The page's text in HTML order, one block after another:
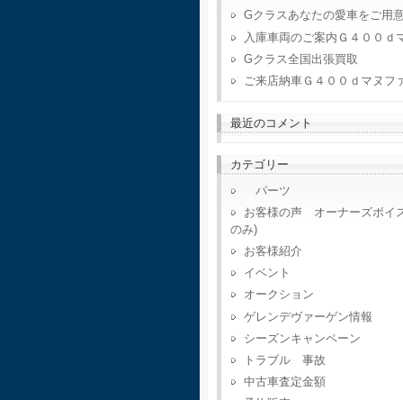
Gクラスあなたの愛車をご用
入庫車両のご案内Ｇ４００ｄ
Gクラス全国出張買取
ご来店納車Ｇ４００ｄマヌフ
最近のコメント
カテゴリー
パーツ
お客様の声 オーナーズボイ
のみ)
お客様紹介
イベント
オークション
ゲレンデヴァーゲン情報
シーズンキャンペーン
トラブル 事故
中古車査定金額